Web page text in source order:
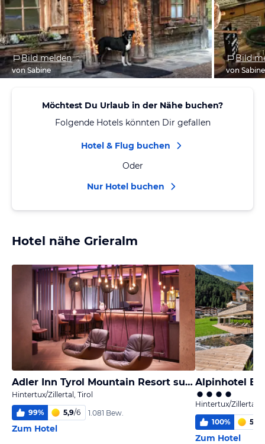
Bild melden
von Sabine
Bild
von Sabine
Möchtest Du Urlaub in der Nähe buchen?
Folgende Hotels könnten Dir gefallen
Hotel & Flug buchen
Oder
Nur Hotel buchen
Hotel nähe Grieralm
Adler Inn Tyrol Mountain Resort superior
Hintertux/Zillertal, Tirol
99% 5,9/6 1.081 Bew.
Zum Hotel
Alpinhotel
Hintertux/Zillertal,
100% 5,9
Zum Hotel